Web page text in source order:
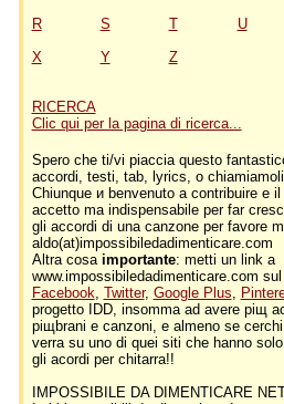
R
S T U
X
Y Z
RICERCA
Clic qui per la pagina di ricerca...
Spero che ti/vi piaccia questo
accordi, testi, tab, lyrics, o
Chiunque и benvenuto a contribuire e
accetto ma indispensabile per far
gli accordi di una canzone per favore
aldo(at)impossibiledadimenticare.com
Altra cosa importante: metti un link a
www.impossibiledadimenticare.com
Facebook, Twitter, Google Plus,
progetto IDD, insomma ad avere piщ
piщbrani e canzoni, e almeno se
verrа su uno di quei siti che hanno
gli acordi per chitarra!!
IMPOSSIBILE DA DIMENTICARE